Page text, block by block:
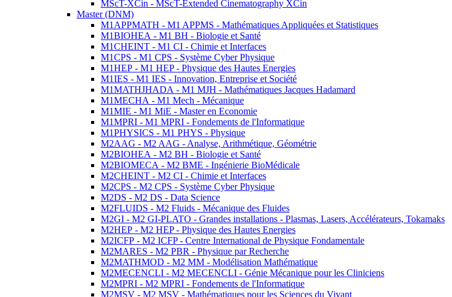
MScT-XCin - MScT-Extended Cinematography XCin
Master (DNM)
M1APPMATH - M1 APPMS - Mathématiques Appliquées et Statistiques
M1BIOHEA - M1 BH - Biologie et Santé
M1CHEINT - M1 CI - Chimie et Interfaces
M1CPS - M1 CPS - Système Cyber Physique
M1HEP - M1 HEP - Physique des Hautes Energies
M1IES - M1 IES - Innovation, Entreprise et Société
M1MATHJHADA - M1 MJH - Mathématiques Jacques Hadamard
M1MECHA - M1 Mech - Mécanique
M1MIE - M1 MiE - Master en Economie
M1MPRI - M1 MPRI - Fondements de l'Informatique
M1PHYSICS - M1 PHYS - Physique
M2AAG - M2 AAG - Analyse, Arithmétique, Géométrie
M2BIOHEA - M2 BH - Biologie et Santé
M2BIOMECA - M2 BME - Ingénierie BioMédicale
M2CHEINT - M2 CI - Chimie et Interfaces
M2CPS - M2 CPS - Système Cyber Physique
M2DS - M2 DS - Data Science
M2FLUIDS - M2 Fluids - Mécanique des Fluides
M2GI - M2 GI-PLATO - Grandes installations - Plasmas, Lasers, Accélérateurs, Tokamaks
M2HEP - M2 HEP - Physique des Hautes Energies
M2ICFP - M2 ICFP - Centre International de Physique Fondamentale
M2MARES - M2 PBR - Physique par Recherche
M2MATHMOD - M2 MM - Modélisation Mathématique
M2MECENCLI - M2 MECENCLI - Génie Mécanique pour les Cliniciens
M2MPRI - M2 MPRI - Fondements de l'Informatique
M2MSV - M2 MSV - Mathématiques pour les Sciences du Vivant